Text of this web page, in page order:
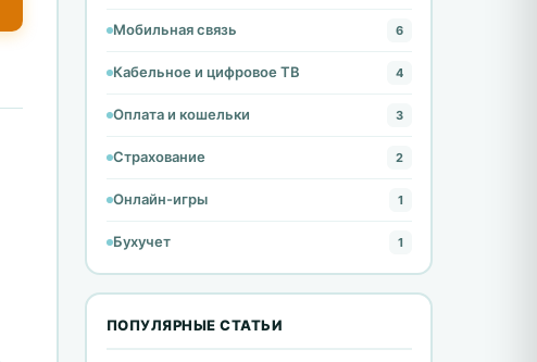
Мобильная связь 6
Кабельное и цифровое ТВ 4
Оплата и кошельки 3
Страхование 2
Онлайн-игры 1
Бухучет 1
ПОПУЛЯРНЫЕ СТАТЬИ